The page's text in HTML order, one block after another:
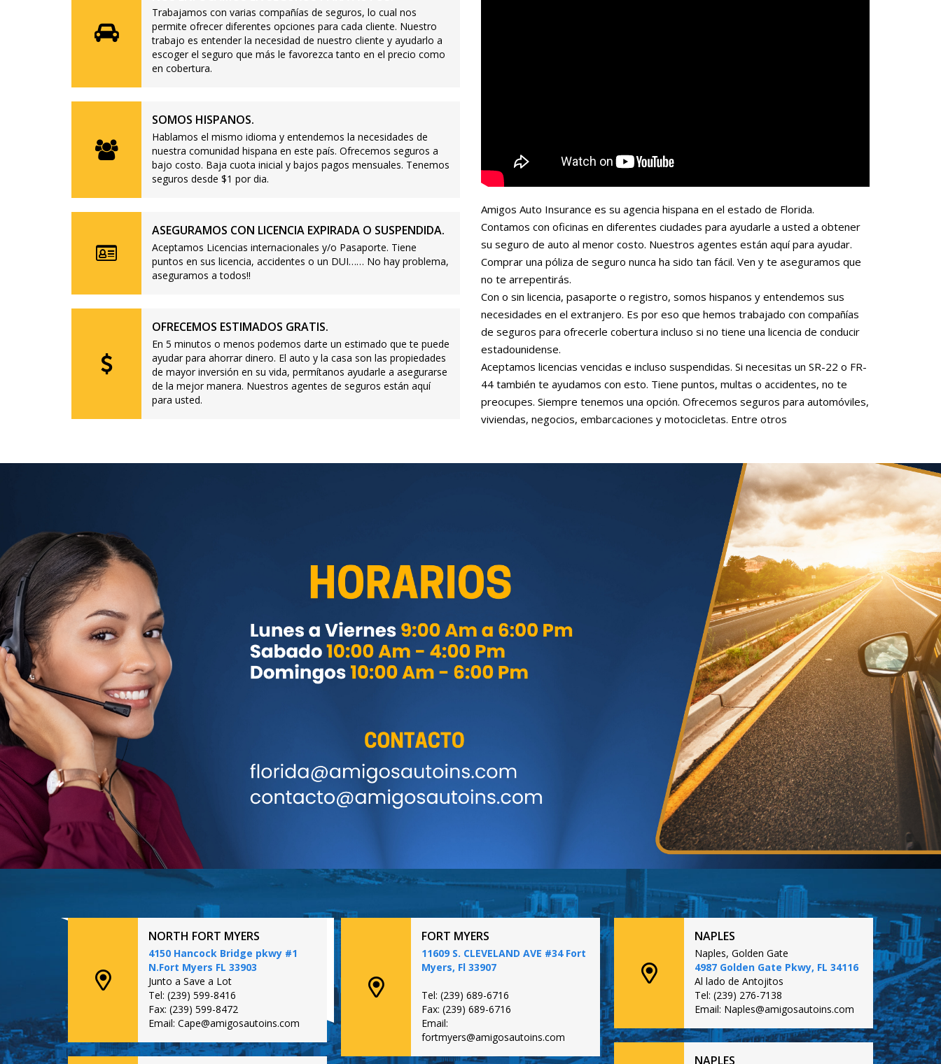
Trabajamos con varias compañías de seguros, lo cual nos
permite ofrecer diferentes opciones para cada cliente. Nuestro
trabajo es entender la necesidad de nuestro cliente y ayudarlo a
escoger el seguro que más le favorezca tanto en el precio como
en cobertura.
SOMOS HISPANOS.
Hablamos el mismo idioma y entendemos la necesidades de
nuestra comunidad hispana en este país. Ofrecemos seguros a
bajo costo. Baja cuota inicial y bajos pagos mensuales. Tenemos
seguros desde $1 por dia.
ASEGURAMOS CON LICENCIA EXPIRADA O SUSPENDIDA.
Aceptamos Licencias internacionales y/o Pasaporte. Tiene
puntos en sus licencia, accidentes o un DUI…… No hay problema,
aseguramos a todos!!
OFRECEMOS ESTIMADOS GRATIS.
En 5 minutos o menos podemos darte un estimado que te puede
ayudar para ahorrar dinero. El auto y la casa son las propiedades
de mayor inversión en su vida, permítanos ayudarle a asegurarse
de la mejor manera. Nuestros agentes de seguros están aquí
para usted.
Amigos Auto Insurance es su agencia hispana en el estado de Florida.
Contamos con oficinas en diferentes ciudades para ayudarle a usted a obtener
su seguro de auto al menor costo. Nuestros agentes están aquí para ayudar.
Comprar una póliza de seguro nunca ha sido tan fácil. Ven y te aseguramos que
no te arrepentirás.
Con o sin licencia, pasaporte o registro, somos hispanos y entendemos sus
necesidades en el extranjero. Es por eso que hemos trabajado con compañías
de seguros para ofrecerle cobertura incluso si no tiene una licencia de conducir
estadounidense.
Aceptamos licencias vencidas e incluso suspendidas. Si necesitas un SR-22 o FR-
44 también te ayudamos con esto. Tiene puntos, multas o accidentes, no te
preocupes. Siempre tenemos una opción. Ofrecemos seguros para automóviles,
viviendas, negocios, embarcaciones y motocicletas. Entre otros
NORTH FORT MYERS
4150 Hancock Bridge pkwy #1
N.Fort Myers FL 33903
Junto a Save a Lot
Tel: (239) 599-8416
Fax: (239) 599-8472
Email: Cape@amigosautoins.com
FORT MYERS
11609 S. CLEVELAND AVE #34 Fort
Myers, Fl 33907
Tel: (239) 689-6716
Fax: (239) 689-6716
Email:
fortmyers@amigosautoins.com
NAPLES
Naples, Golden Gate
4987 Golden Gate Pkwy, FL 34116
Al lado de Antojitos
Tel: (239) 276-7138
Email: Naples@amigosautoins.com
NAPLES